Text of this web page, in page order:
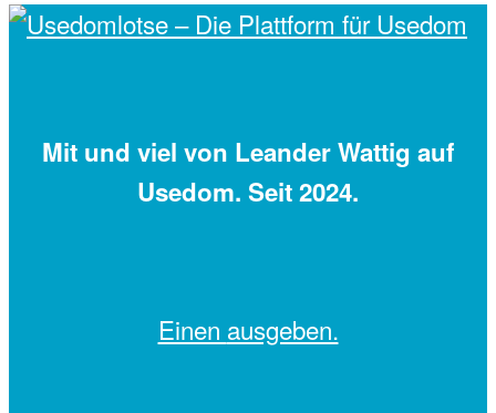
Mit und viel von Leander Wattig auf
Usedom. Seit 2024.
Einen ausgeben.